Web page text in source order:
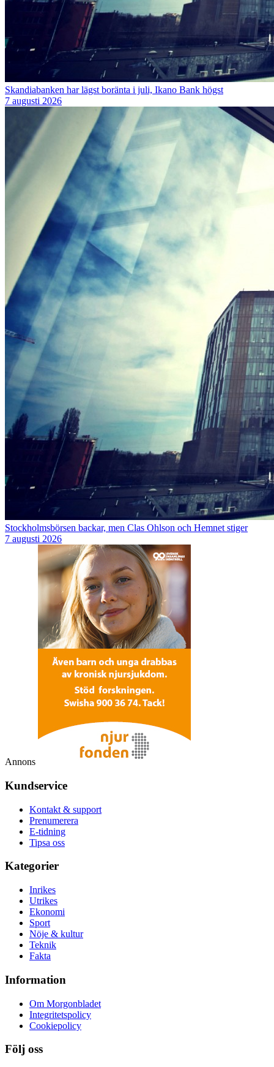
Skandiabanken har lägst boränta i juli, Ikano Bank högst
7 augusti 2026
Stockholmsbörsen backar, men Clas Ohlson och Hemnet stiger
7 augusti 2026
Annons
Kundservice
Kontakt & support
Prenumerera
E-tidning
Tipsa oss
Kategorier
Inrikes
Utrikes
Ekonomi
Sport
Nöje & kultur
Teknik
Fakta
Information
Om Morgonbladet
Integritetspolicy
Cookiepolicy
Följ oss